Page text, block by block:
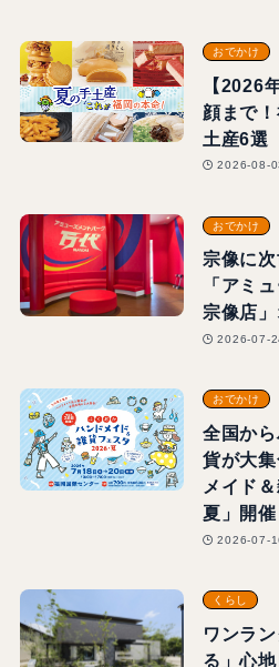
おでかけ
【2026
顔まで
土産6選
2026-08-
おでかけ
宗像に
「アミ
宗像店
2026-07-
おでかけ
全国か
貨が大
メイド
夏」開催
2026-07-
くらし
ワンラ
る」心